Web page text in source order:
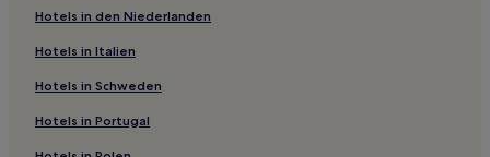
Hotels nahe Swansea Arena
Tai-Bach Hotels
Hotels nahe Margam Castle
Pennard Castle Hotels
Grovesend and Waungron: Hotels
Hotels in den Niederlanden
Hotels in Italien
Hotels in Schweden
Hotels in Portugal